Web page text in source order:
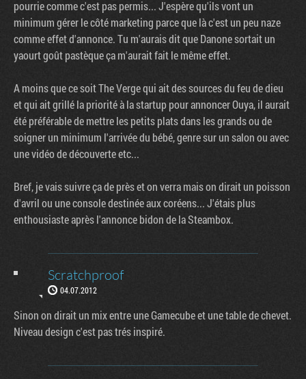
pourrie comme c'est pas permis... J'espère qu'ils vont un
minimum gérer le côté marketing parce que là c'est un peu naze
comme effet d'annonce. Tu m'aurais dit que Danone sortait un
yaourt goût pastèque ça m'aurait fait le même effet.
A moins que ce soit The Verge qui ait des sources du feu de dieu
et qui ait grillé la priorité à la startup pour annoncer Ouya, il aurait
été préférable de mettre les petits plats dans les grands ou de
soigner un minimum l'arrivée du bébé, genre sur un salon ou avec
une vidéo de découverte etc...
Bref, je vais suivre ça de près et on verra mais on dirait un poisson
d'avril ou une console destinée aux coréens... J'étais plus
enthousiaste après l'annonce bidon de la Steambox.
Scratchproof
04.07.2012
Sinon on dirait un mix entre une Gamecube et une table de chevet.
Niveau design c'est pas trés inspiré.